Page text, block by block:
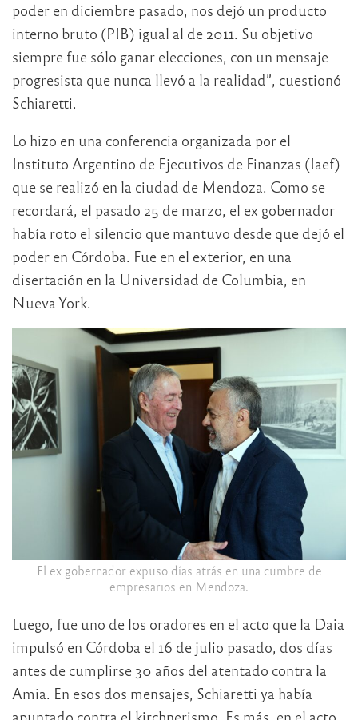
poder en diciembre pasado, nos dejó un producto
interno bruto (PIB) igual al de 2011. Su objetivo
siempre fue sólo ganar elecciones, con un mensaje
progresista que nunca llevó a la realidad”, cuestionó
Schiaretti.
Lo hizo en una conferencia organizada por el
Instituto Argentino de Ejecutivos de Finanzas (Iaef)
que se realizó en la ciudad de Mendoza. Como se
recordará, el pasado 25 de marzo, el ex gobernador
había roto el silencio que mantuvo desde que dejó el
poder en Córdoba. Fue en el exterior, en una
disertación en la Universidad de Columbia, en
Nueva York.
El ex gobernador expuso días atrás en una cumbre de
empresarios en Mendoza.
Luego, fue uno de los oradores en el acto que la Daia
impulsó en Córdoba el 16 de julio pasado, dos días
antes de cumplirse 30 años del atentado contra la
Amia. En esos dos mensajes, Schiaretti ya había